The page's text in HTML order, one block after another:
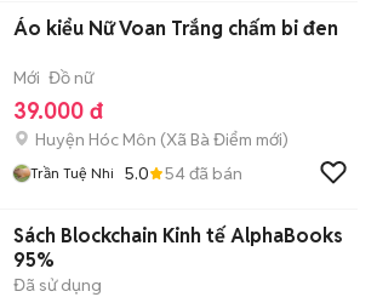
Áo kiểu Nữ Voan Trắng chấm bi đen
Mới Đồ nữ
39.000 đ
Huyện Hóc Môn (Xã Bà Điểm mới)
Trần Tuệ Nhi 5.0 54đã bán
Sách Blockchain Kinh tế AlphaBooks
95%
Đã sử dụng